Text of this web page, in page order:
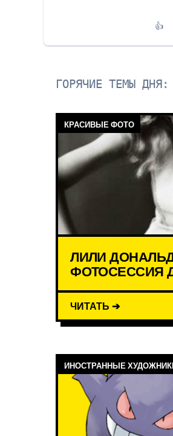
👍
ГОРЯЧИЕ ТЕМЫ ДНЯ:
КРАСИВЫЕ ФОТО
ЛИЛИ
ФОТОСЕССИЯ
ЧИТАТЬ ➔
ИНОСТРАННЫЕ